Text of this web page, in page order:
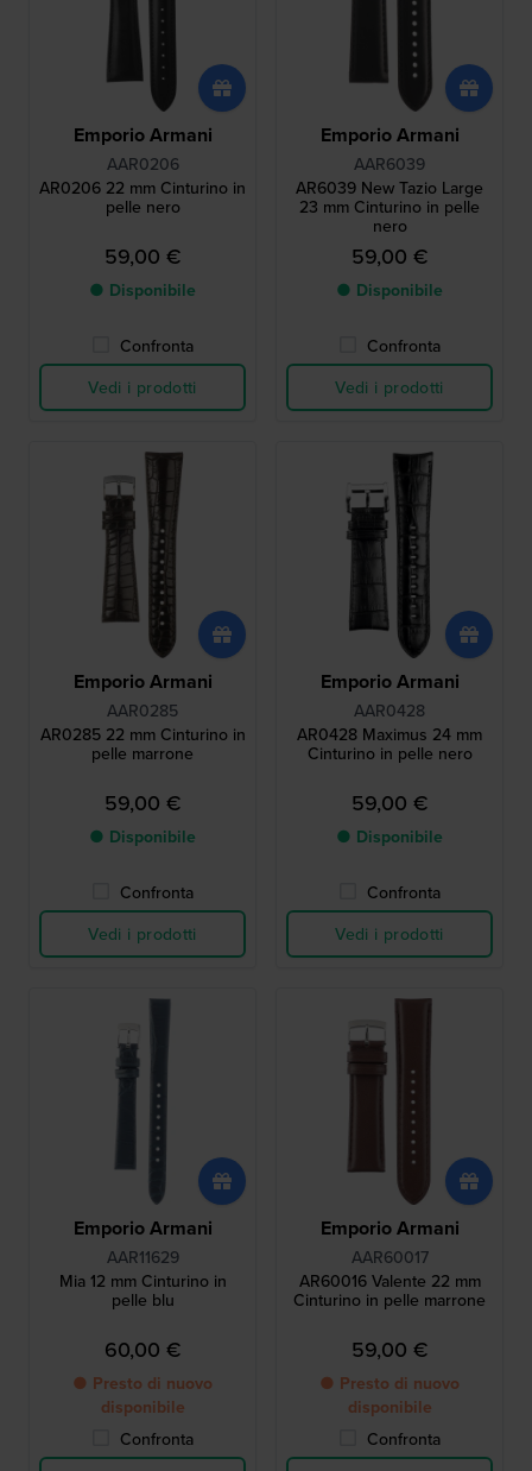
Emporio Armani
AAR0206
AR0206 22 mm Cinturino in
pelle nero
59,00 €
● Disponibile
Confronta
Vedi i prodotti
Emporio Armani
AAR6039
AR6039 New Tazio Large
23 mm Cinturino in pelle
nero
59,00 €
● Disponibile
Confronta
Vedi i prodotti
Emporio Armani
AAR0285
AR0285 22 mm Cinturino in
pelle marrone
59,00 €
● Disponibile
Confronta
Vedi i prodotti
Emporio Armani
AAR0428
AR0428 Maximus 24 mm
Cinturino in pelle nero
59,00 €
● Disponibile
Confronta
Vedi i prodotti
Emporio Armani
AAR11629
Mia 12 mm Cinturino in
pelle blu
60,00 €
● Presto di nuovo
disponibile
Confronta
Emporio Armani
AAR60017
AR60016 Valente 22 mm
Cinturino in pelle marrone
59,00 €
● Presto di nuovo
disponibile
Confronta